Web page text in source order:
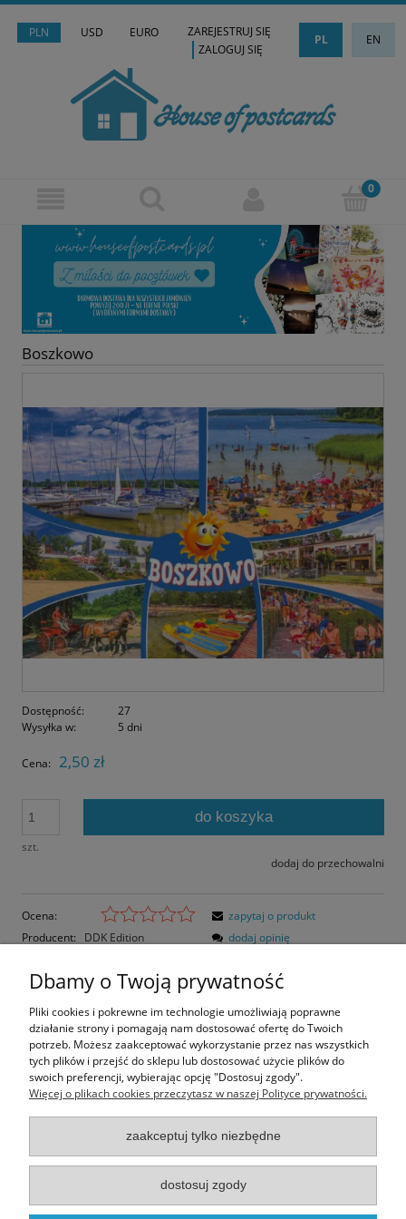
PLN USD EURO PL EN
ZAREJESTRUJ SIĘ
ZALOGUJ SIĘ
Boszkowo
Dostępność:
27
Wysyłka w:
5 dni
Cena: 2,50 zł
szt.
do koszyka
dodaj do przechowalni
Ocena:
Producent:
DDK Edition
zapytaj o produkt
dodaj opinię
Opis
Opinie o produkcie (0)
Rozmiar pocztówki: 14,8x10,5 cm
Informacje
Moje konto
Dbamy o Twoją prywatność
Pliki cookies i pokrewne im technologie umożliwiają poprawne
działanie strony i pomagają nam dostosować ofertę do Twoich
potrzeb. Możesz zaakceptować wykorzystanie przez nas wszystkich
tych plików i przejść do sklepu lub dostosować użycie plików do
swoich preferencji, wybierając opcję "Dostosuj zgody".
Więcej o plikach cookies przeczytasz w naszej Polityce prywatności.
zaakceptuj tylko niezbędne
dostosuj zgody